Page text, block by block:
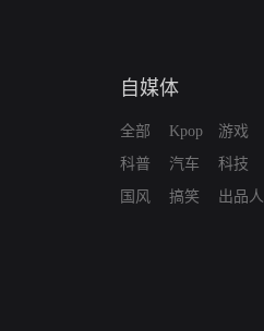
自媒体
全部
科普
国风
Kpop
汽车
搞笑
游戏
科技
出品人